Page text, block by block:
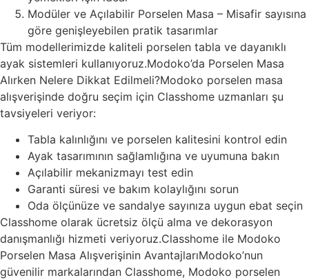
Modüler ve Açılabilir Porselen Masa – Misafir sayısına
göre genişleyebilen pratik tasarımlar
Tüm modellerimizde kaliteli porselen tabla ve dayanıklı
ayak sistemleri kullanıyoruz.Modoko’da Porselen Masa
Alırken Nelere Dikkat Edilmeli?Modoko porselen masa
alışverişinde doğru seçim için Classhome uzmanları şu
tavsiyeleri veriyor:
Tabla kalınlığını ve porselen kalitesini kontrol edin
Ayak tasarımının sağlamlığına ve uyumuna bakın
Açılabilir mekanizmayı test edin
Garanti süresi ve bakım kolaylığını sorun
Oda ölçünüze ve sandalye sayınıza uygun ebat seçin
Classhome olarak ücretsiz ölçü alma ve dekorasyon
danışmanlığı hizmeti veriyoruz.Classhome ile Modoko
Porselen Masa Alışverişinin AvantajlarıModoko’nun
güvenilir markalarından Classhome, Modoko porselen